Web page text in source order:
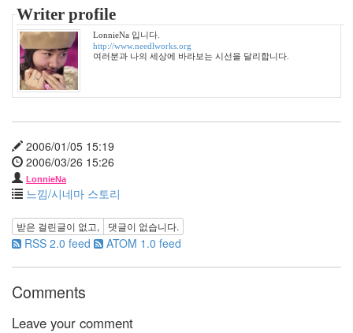
Writer profile
LonnieNa 입니다.
http://www.needlworks.org
여러분과 나의 세상에 바라보는 시선을 달리합니다.
2006/01/05 15:19
2006/03/26 15:26
LonnieNa
느낌/시네마 스토리
받은 걸린글이 없고, 댓글이 없습니다.
RSS 2.0 feed ATOM 1.0 feed
Comments
Leave your comment
아
즈
공
양
이
꽃
꽃
이